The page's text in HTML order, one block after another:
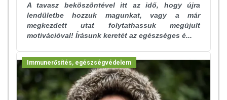
A tavasz beköszöntével itt az idő, hogy újra
lendületbe hozzuk magunkat, vagy a már
megkezdett utat folytathassuk megújult
motivációval! Írásunk keretét az egészséges é...
Immunerősítés, egészségvédelem